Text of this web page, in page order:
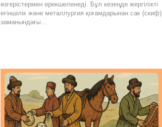
өзгерістермен ерекшеленеді. Бұл кезеңде жергілікті
егіншілік және металлургия қоғамдарынан сак (скиф)
заманындағы…